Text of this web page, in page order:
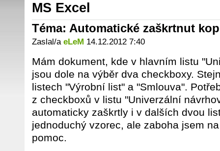
MS Excel
Téma: Automatické zaškrtnut
Zaslal/a eLeM 14.12.2012 7:40
Mám dokument, kde v hlavním listu
jsou dole na výběr dva checkboxy.
listech "Výrobní list" a "Smlouva".
z checkboxů v listu "Univerzální
automaticky zaškrtly i v dalších dvou
jednoduchý vzorec, ale zaboha jsem
pomoc.